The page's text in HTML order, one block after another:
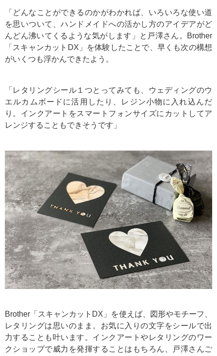
「どんなことができるのかがわかれば、いろいろな使い道
を思いついて、ハンドメイドへの活かし方のアイデアがど
んどん沸いてくるような気がします」と戸澤さん。Brother
「スキャンカットDX」を体験したことで、早くも次の構想
がいくつも浮かんできたよう。
「レタリングシール１つとってみても、ウェディングのウ
エルカムボードに活用したり、レジン小物に入れ込んだ
り。インクアートをスマートフォンサイズにカットしてア
レンジすることもできそうです」
Brother「スキャンカットDX」を使えば、図形やモチーフ、
レタリングは思いのまま。お気に入りの文字をシールで出
力することも叶います。インクアートやレタリングのワー
クショップで威力を発揮することはもちろん、戸澤さんご